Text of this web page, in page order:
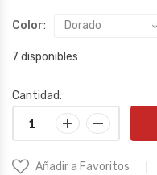
Color
7 disponibles
Cantidad:
Añadir a Favoritos